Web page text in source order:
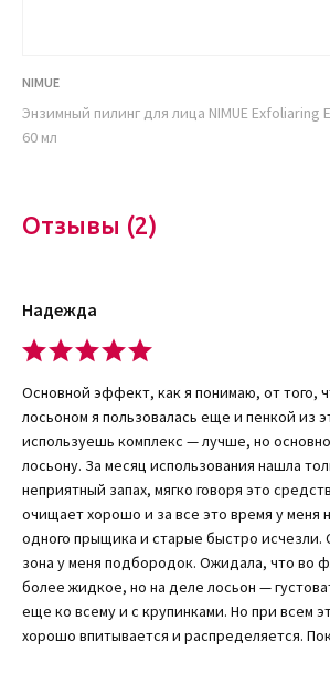
А вот представительницам сухой и
применением стоит проконсультироваться
Сделать это можно онлайн на сайте
В состав ультра восстанавливающего
ниацинамид,
провитамин С, Е (токоферол),
аллатоин,
салициловая и миндальная кислоты,
бисаболол,
масло эвкалипта, гвоздики и
Все вышеперечисленные и иные
органическое происхождение. Действуют
давая внутренний и внешний эффект.
При регулярном использовании средства,
следующих результатов:
Глубокое очищение пор, их сокращение.
NIMUE
Энзимный пилинг для лица NIMUE Exfoliaring
60 мл
Отзывы (2)
Надежда
Основной эффект, как я понимаю, от того,
лосьоном я пользовалась еще и пенкой из
используешь комплекс — лучше, но
лосьону. За месяц использования нашла
неприятный запах, мягко говоря это
очищает хорошо и за все это время у меня
одного прыщика и старые быстро исчезли.
зона у меня подбородок. Ожидала, что во
более жидкое, но на деле лосьон —
еще ко всему и с крупинками. Но при всем
хорошо впитывается и распределяется.